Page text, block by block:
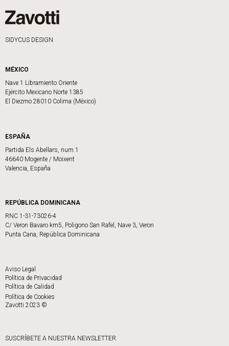
SIDYCUS DESIGN
MÉXICO
Nave 1 Libramiento Oriente
Ejército Mexicano Norte 1385
El Diezmo 28010 Colima (México)
ESPAÑA
Partida Els Abellars, num 1
46640 Mogente / Moixent
Valencia, España
REPÚBLICA DOMINICANA
RNC 1-31-73026-4
C/ Veron Bavaro km5, Poligono San Rafel, Nave 3, Veron
Punta Cana, República Dominicana
Aviso Legal
Política de Privacidad
Política de Calidad
Política de Cookies
Zavotti 2023 ©
SUSCRÍBETE A NUESTRA NEWSLETTER